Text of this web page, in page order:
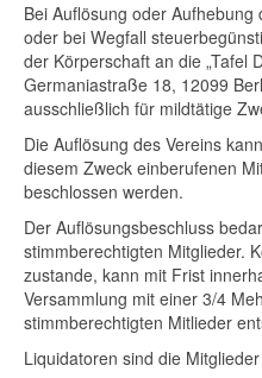
Bei Auflösung oder Aufhebung
oder bei Wegfall
der Körperschaft an die „Tafel
Germaniastraße 18, 12099
ausschließlich für mildtätige
Die Auflösung des Vereins
diesem Zweck einberufenen
beschlossen werden.
Der Auflösungsbeschluss
stimmberechtigten Mitglieder.
zustande, kann mit Frist
Versammlung mit einer 3/4
stimmberechtigten Mitlieder
Liquidatoren sind die